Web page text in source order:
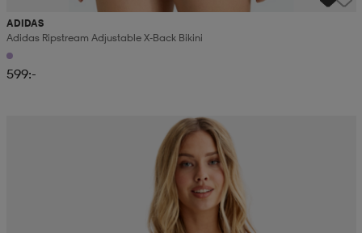
ADIDAS
Adidas Ripstream Adjustable X-Back Bikini
599:-